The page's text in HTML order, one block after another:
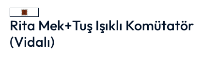
Rita Mek+Tuş Işıklı Komütatör
(Vidalı)